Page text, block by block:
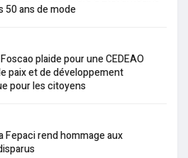
50 ans de mode
plaide pour une CEDEAO
paix et de développement
pour les citoyens
Fepaci rend hommage aux